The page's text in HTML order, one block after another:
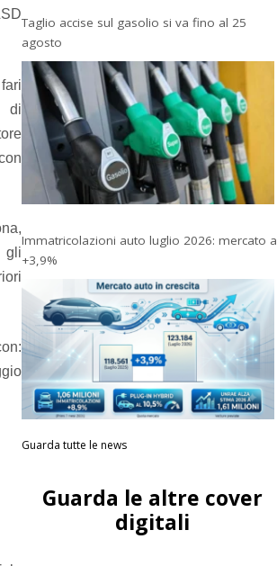
di
gli
Taglio accise sul gasolio si va fino al 25
agosto
Immatricolazioni auto luglio 2026: mercato a
+3,9%
Guarda tutte le news
Guarda le altre cover
digitali